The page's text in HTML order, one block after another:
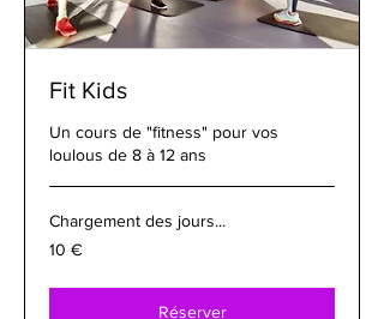
Fit Kids
Un cours de "fitness" pour vos
loulous de 8 à 12 ans
Chargement des jours...
10
euros
10 €
Réserver